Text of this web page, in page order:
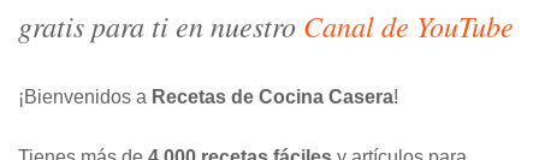
gratis para ti en nuestro Canal de YouTube
¡Bienvenidos a Recetas de Cocina Casera!